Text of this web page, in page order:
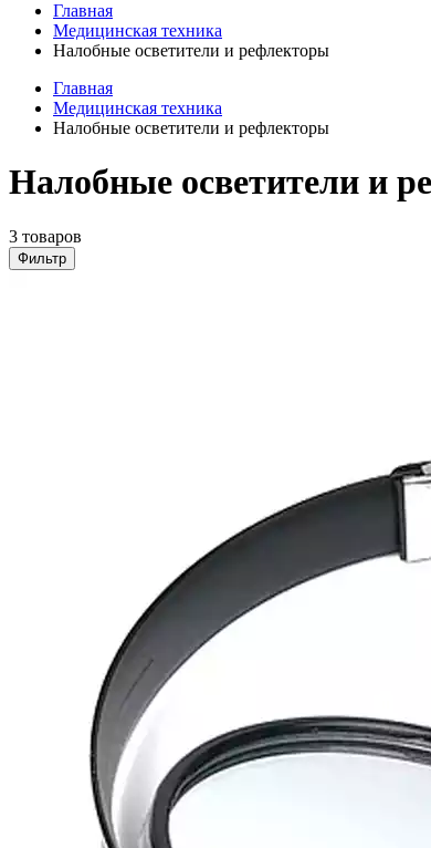
Главная
Медицинская техника
Налобные осветители и рефлекторы
Главная
Медицинская техника
Налобные осветители и рефлекторы
Налобные осветители и
3 товаров
Фильтр